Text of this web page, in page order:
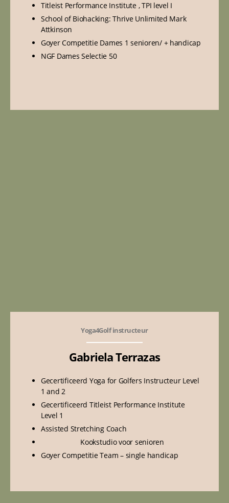
Titleist Performance Institute , TPI level I
School of Biohacking: Thrive Unlimited Mark
Attkinson
Goyer Competitie Dames 1 senioren/ + handicap
NGF Dames Selectie 50
Yoga4Golf instructeur
Gabriela Terrazas
Gecertificeerd Yoga for Golfers Instructeur Level
1 and 2
Gecertificeerd Titleist Performance Institute
Level 1
Assisted Stretching Coach
Kookstudio voor senioren
Goyer Competitie Team – single handicap